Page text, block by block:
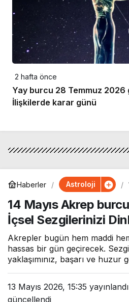
2 hafta önce
Yay burcu 28 Temmuz
İlişkilerde karar günü
Haberler Astroloji
14 Mayıs Akrep
İçsel Sezgilerinizi
Akrepler bugün hem maddi
hassas bir gün geçirecek.
yaklaşımınız, başarı ve huzur
13 Mayıs 2026, 15:35 yayınlandı
güncellendi